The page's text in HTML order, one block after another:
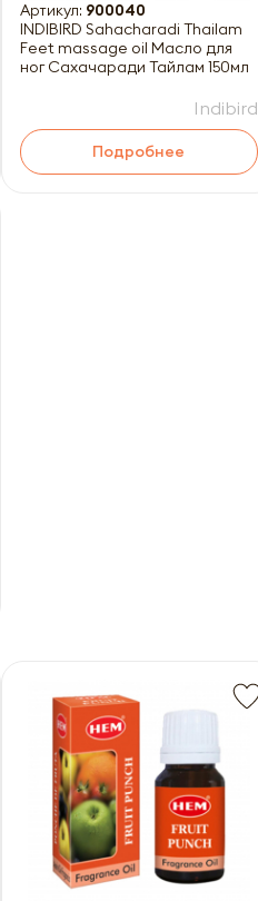
Артикул: 900040
INDIBIRD Sahacharadi Thailam
Feet massage oil Масло для
ног Сахачаради Тайлам 150мл
Indibird
Подробнее